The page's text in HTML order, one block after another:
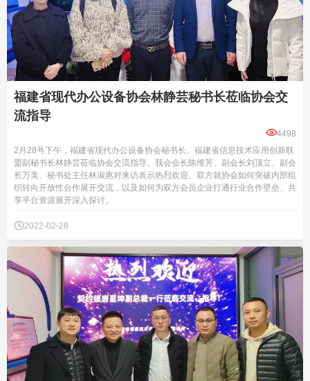
福建省现代办公设备协会林静芸秘书长莅临协会交
流指导
4498
2月28号下午，福建省现代办公设备协会秘书长、福建省信息技术应用创新联
盟副秘书长林静芸莅临协会交流指导。我会会长陈维芳、副会长刘顶立、副会
长万美、秘书处主任林淑惠对来访表示热烈欢迎。双方就协会如何突破内部组
织转向开放性合作展开交流，以及如何为双方会员企业打通行业合作壁垒、共
享平台资源展开深入探讨。
2022-02-28